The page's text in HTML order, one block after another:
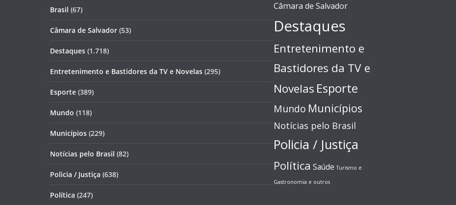
Brasil (67)
Câmara de Salvador (53)
Destaques (1.718)
Entretenimento e Bastidores da TV e Novelas (295)
Esporte (389)
Mundo (118)
Municípios (229)
Notícias pelo Brasil (82)
Policia / Justiça (638)
Política (247)
Câmara de Salvador
Destaques
Entretenimento e
Bastidores da TV e
Novelas Esporte
Mundo Municípios
Notícias pelo Brasil
Policia / Justiça
Política Saúde Turismo e
Gastronomia e outros